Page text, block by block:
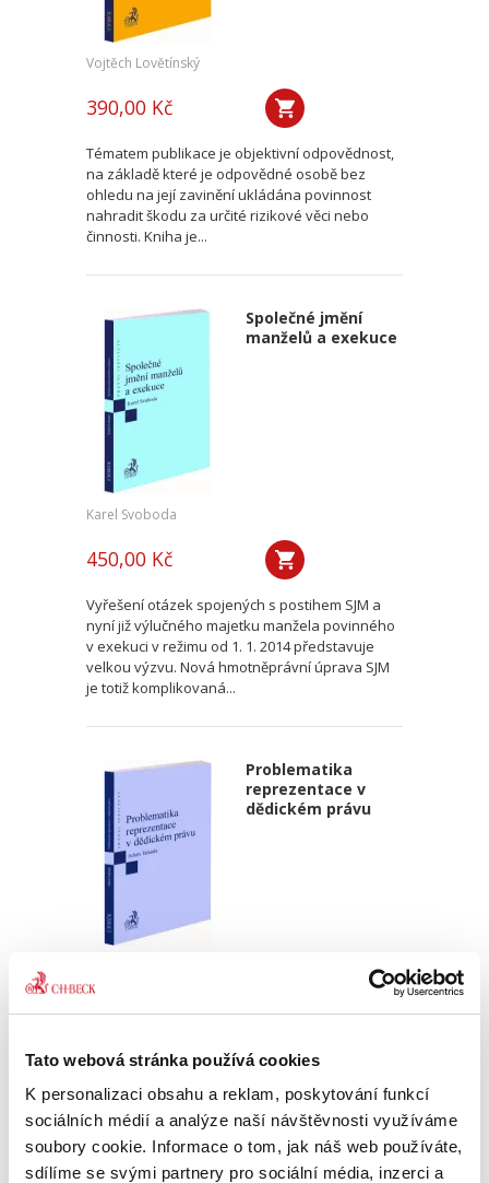
Tato webová stránka používá cookies
K personalizaci obsahu a reklam, poskytování funkcí
sociálních médií a analýze naší návštěvnosti využíváme
soubory cookie. Informace o tom, jak náš web používáte,
sdílíme se svými partnery pro sociální média, inzerci a
Vojtěch Lovětínský
390,00 Kč
Tématem publikace je objektivní odpovědnost,
na základě které je odpovědné osobě bez
ohledu na její zavinění ukládána povinnost
nahradit škodu za určité rizikové věci nebo
činnosti. Kniha je...
Společné jmění
manželů a exekuce
Karel Svoboda
450,00 Kč
Vyřešení otázek spojených s postihem SJM a
nyní již výlučného majetku manžela povinného
v exekuci v režimu od 1. 1. 2014 představuje
velkou výzvu. Nová hmotněprávní úprava SJM
je totiž komplikovaná...
Problematika
reprezentace v
dědickém právu
350,00 Kč
Monografie se zabývá právem reprezentace,
který se uplatňuje především v úpravě zákonné
dědické posloupnosti a má dále přesah i do
dalších institutů...